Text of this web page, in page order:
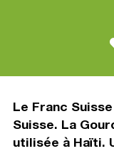
Le Franc
Suisse. La
utilisée à Haïti.